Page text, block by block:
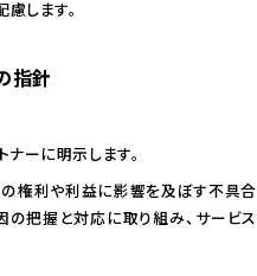
します。
指針
ーに明示します。
権利や利益に影響を及ぼす不具合
把握と対応に取り組み、サービス